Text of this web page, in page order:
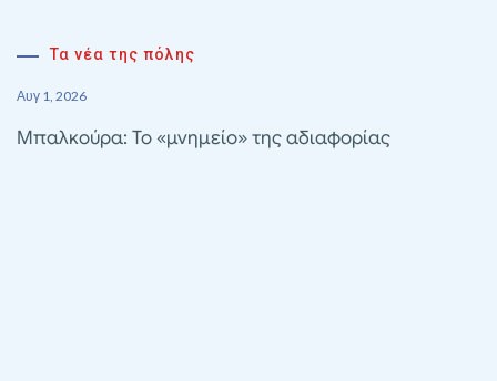
Τα νέα της πόλης
Αυγ 1, 2026
Μπαλκούρα: Το «μνημείο» της αδιαφορίας